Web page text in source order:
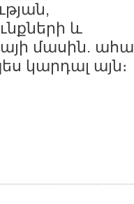
և
մասին. ահա
կարդալ այն։